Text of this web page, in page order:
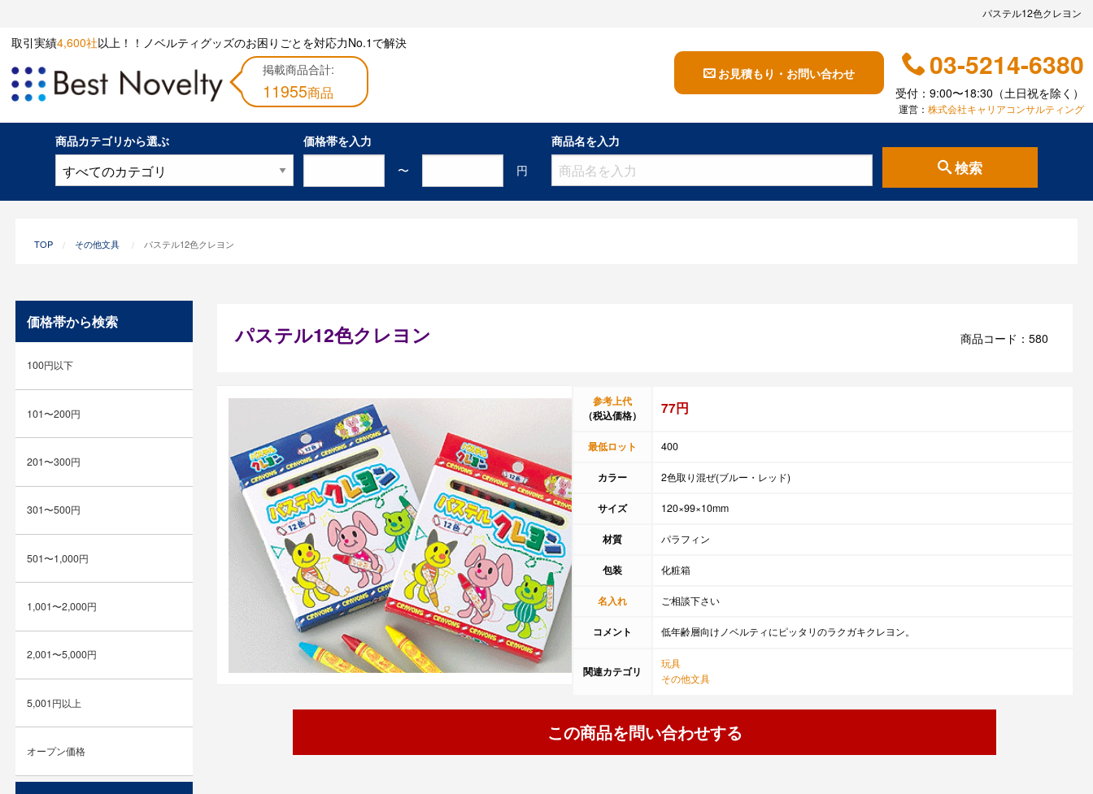
パステル12色クレヨン
取引実績4,600社以上！！ノベルティグッズのお困りごとを対応力No.1で解決
掲載商品合計:
11955商品
お見積もり・お問い合わせ 03-5214-6380
受付：9:00〜18:30（土日祝を除く）
運営：株式会社キャリアコンサルティング
商品カテゴリから選ぶ
価格帯を入力
〜
円
商品名を入力
検索
TOP その他文具 パステル12色クレヨン
パステル12色クレヨン 商品コード：580
参考上代
（税込価格）
77円
最低ロット 400
カラー 2色取り混ぜ(ブルー・レッド)
サイズ 120×99×10mm
材質 パラフィン
包装 化粧箱
名入れ ご相談下さい
コメント 低年齢層向けノベルティにピッタリのラクガキクレヨン。
関連カテゴリ
玩具
その他文具
この商品を問い合わせする
価格帯から検索
100円以下
101〜200円
201〜300円
301〜500円
501〜1,000円
1,001〜2,000円
2,001〜5,000円
5,001円以上
オープン価格